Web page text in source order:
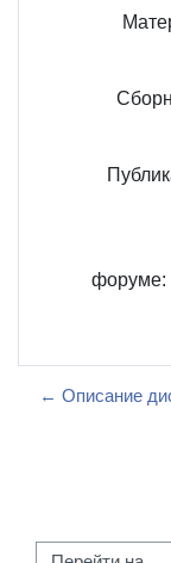
форуме:
← Описание